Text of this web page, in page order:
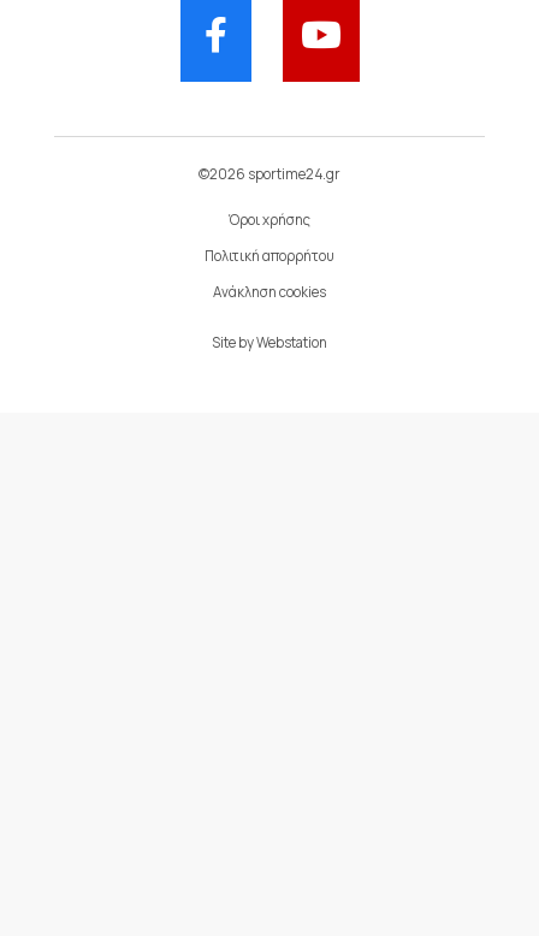
©2026 sportime24.gr
Όροι χρήσης
Πολιτική απορρήτου
Ανάκληση cookies
Site byWebstation